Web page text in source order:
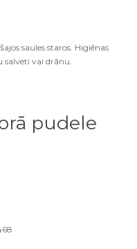
saules staros. Higiēnas
salveti vai drānu.
pudele